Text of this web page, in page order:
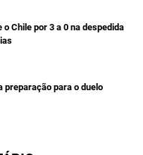
Chile por 3 a 0 na despedida
preparação para o duelo